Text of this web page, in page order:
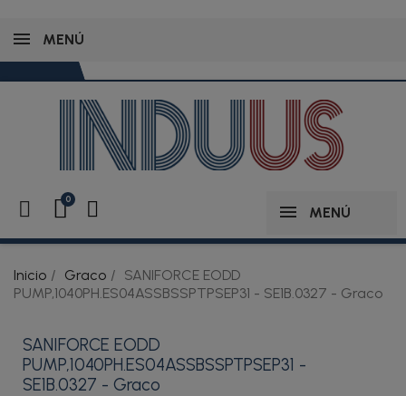
MENÚ
MENÚ
Inicio Graco
SANIFORCE EODD
PUMP,1040PH.ES04ASSBSSPTPSEP31 - SE1B.0327 - Graco
SANIFORCE EODD
PUMP,1040PH.ES04ASSBSSPTPSEP31 -
SE1B.0327 - Graco